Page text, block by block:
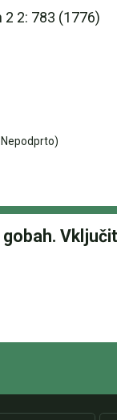
2 2: 783 (1776)
Nepodprto)